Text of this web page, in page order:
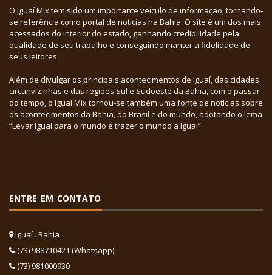
O Iguaí Mix tem sido um importante veículo de informação, tornando-
se referência como portal de notícias na Bahia. O site é um dos mais
acessados do interior do estado, ganhando credibilidade pela
qualidade de seu trabalho e conseguindo manter a fidelidade de
seus leitores.
Além de divulgar os principais acontecimentos de Iguaí, das cidades
circunvizinhas e das regiões Sul e Sudoeste da Bahia, com o passar
do tempo, o Iguaí Mix tornou-se também uma fonte de notícias sobre
os acontecimentos da Bahia, do Brasil e do mundo, adotando o lema
“Levar Iguaí para o mundo e trazer o mundo a Iguaí”.
ENTRE EM CONTATO
Iguaí . Bahia
(73) 988710421 (Whatsapp)
(73) 981000930